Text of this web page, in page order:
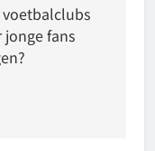
voetbalclubs
jonge fans